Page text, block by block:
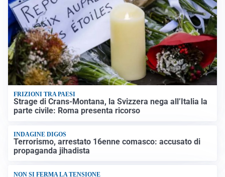
FRIZIONI TRA PAESI
Strage di Crans-Montana, la Svizzera nega all’Italia la
parte civile: Roma presenta ricorso
INDAGINE DIGOS
Terrorismo, arrestato 16enne comasco: accusato di
propaganda jihadista
NON SI FERMA LA TENSIONE